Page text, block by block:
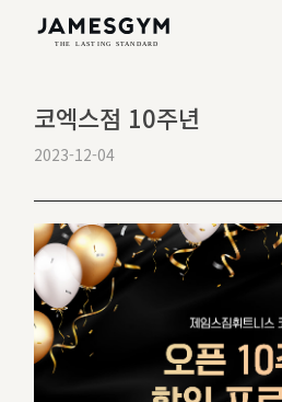
코엑스점 10주년
2023-12-04